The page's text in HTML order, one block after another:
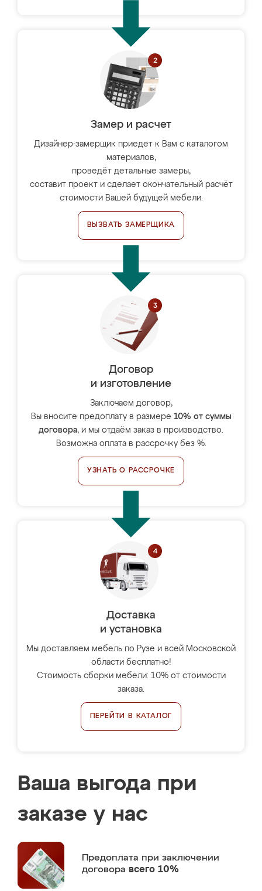
Замер и расчет
Дизайнер-замерщик приедет к Вам с каталогом
материалов,
проведёт детальные замеры,
составит проект и сделает окончательный расчёт
стоимости Вашей будущей мебели.
ВЫЗВАТЬ ЗАМЕРЩИКА
Договор
и изготовление
Заключаем договор,
Вы вносите предоплату в размере 10% от суммы
договора, и мы отдаём заказ в производство.
Возможна оплата в рассрочку без %.
УЗНАТЬ О РАССРОЧКЕ
Доставка
и установка
Мы доставляем мебель по Рузе и всей Московской
области бесплатно!
Стоимость сборки мебели: 10% от стоимости
заказа.
ПЕРЕЙТИ В КАТАЛОГ
Ваша выгода при
заказе у нас
Предоплата при заключении
договора всего 10%